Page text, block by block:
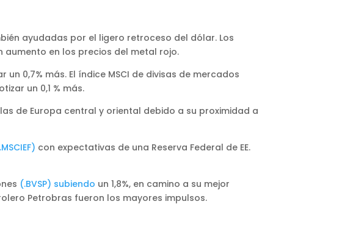
ayudadas por el ligero retroceso del dólar. Los
aumento en los precios del metal rojo.
0,7% más. El índice MSCI de divisas de mercados
un 0,1 % más.
de Europa central y oriental debido a su proximidad a
con expectativas de una Reserva Federal de EE.
(.BVSP) subiendo un 1,8%, en camino a su mejor
Petrobras fueron los mayores impulsos.